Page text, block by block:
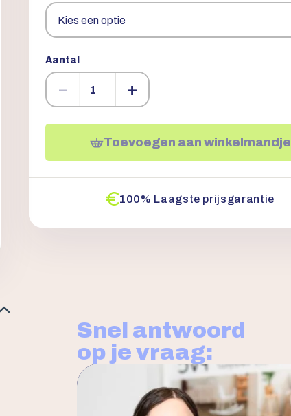
Aantal
− +
Toevoegen aan winkelmandje
100% Laagste prijsgarantie
Snel antwoord
op je vraag: